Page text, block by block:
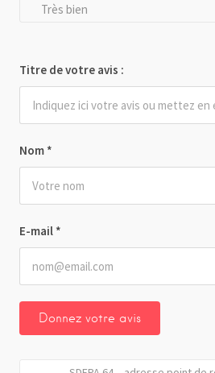
Nom *
E-mail *
Très bien
Titre de votre avis :